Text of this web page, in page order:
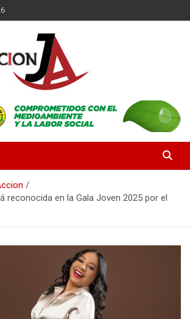
información que contribuya al desarrollo
lectores.
reconocida en la Gala Joven 2025 por el